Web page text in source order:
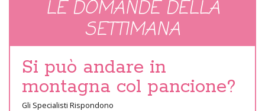
LE DOMANDE DELLA
SETTIMANA
Si può andare in
montagna col pancione?
Gli Specialisti Rispondono